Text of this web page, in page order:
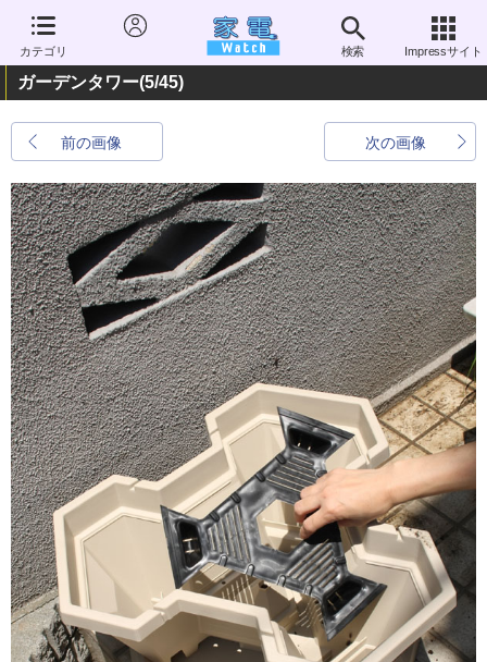
カテゴリ 検索 Impressサイト
ガーデンタワー(5/45)
前の画像 次の画像